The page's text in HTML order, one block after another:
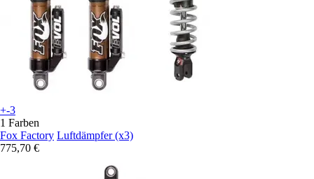
+-3
1 Farben
Fox Factory Luftdämpfer (x3)
775,70 €